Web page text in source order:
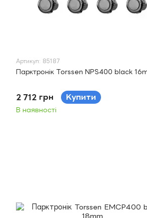
Артикул: 85187
Парктронік Torssen NPS400 black
2 712 грн Купити
В наявності